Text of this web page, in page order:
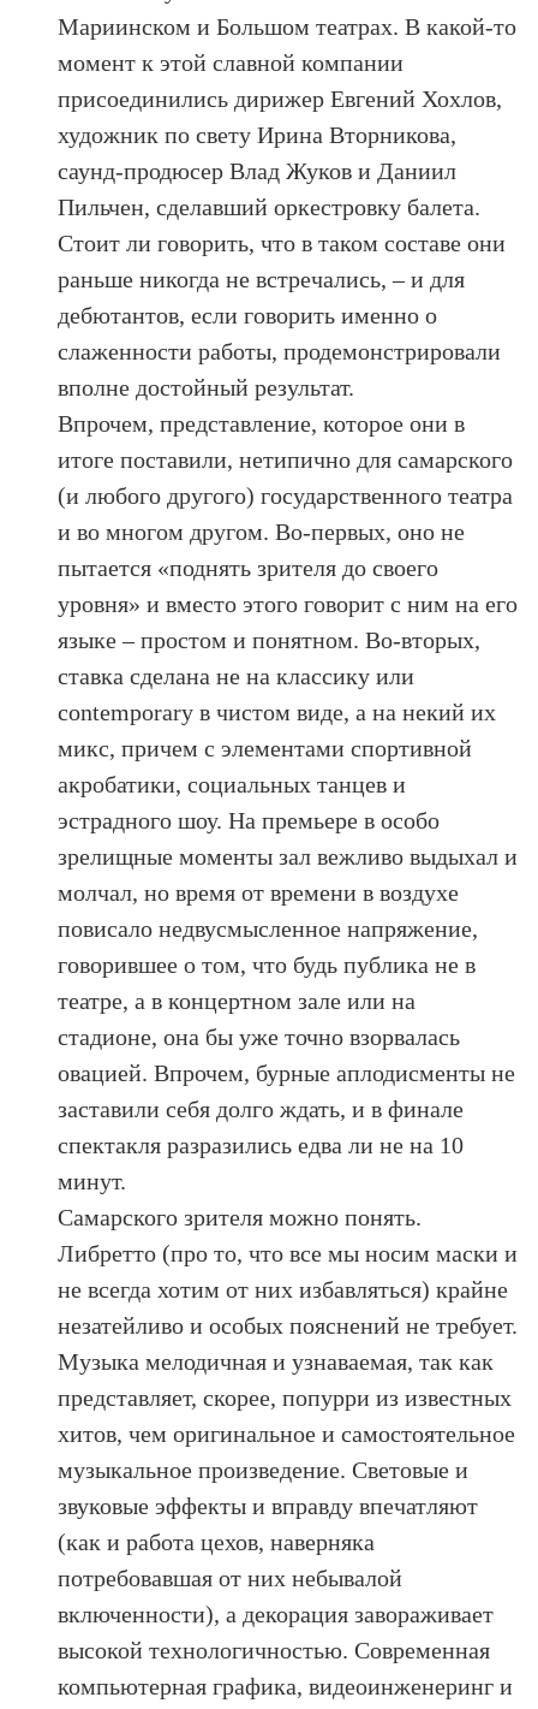
Мариинском и Большом театрах. В какой-то
момент к этой славной компании
присоединились дирижер Евгений Хохлов,
художник по свету Ирина Вторникова,
саунд-продюсер Влад Жуков и Даниил
Пильчен, сделавший оркестровку балета.
Стоит ли говорить, что в таком составе они
раньше никогда не встречались, – и для
дебютантов, если говорить именно о
слаженности работы, продемонстрировали
вполне достойный результат.
Впрочем, представление, которое они в
итоге поставили, нетипично для самарского
(и любого другого) государственного театра
и во многом другом. Во-первых, оно не
пытается «поднять зрителя до своего
уровня» и вместо этого говорит с ним на его
языке – простом и понятном. Во-вторых,
ставка сделана не на классику или
contemporary в чистом виде, а на некий их
микс, причем с элементами спортивной
акробатики, социальных танцев и
эстрадного шоу. На премьере в особо
зрелищные моменты зал вежливо выдыхал и
молчал, но время от времени в воздухе
повисало недвусмысленное напряжение,
говорившее о том, что будь публика не в
театре, а в концертном зале или на
стадионе, она бы уже точно взорвалась
овацией. Впрочем, бурные аплодисменты не
заставили себя долго ждать, и в финале
спектакля разразились едва ли не на 10
минут.
Самарского зрителя можно понять.
Либретто (про то, что все мы носим маски и
не всегда хотим от них избавляться) крайне
незатейливо и особых пояснений не требует.
Музыка мелодичная и узнаваемая, так как
представляет, скорее, попурри из известных
хитов, чем оригинальное и самостоятельное
музыкальное произведение. Световые и
звуковые эффекты и вправду впечатляют
(как и работа цехов, наверняка
потребовавшая от них небывалой
включенности), а декорация завораживает
высокой технологичностью. Современная
компьютерная графика, видеоинженеринг и